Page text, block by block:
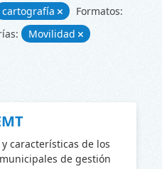
cartografía
Formatos:
Movilidad
características de los
de gestión